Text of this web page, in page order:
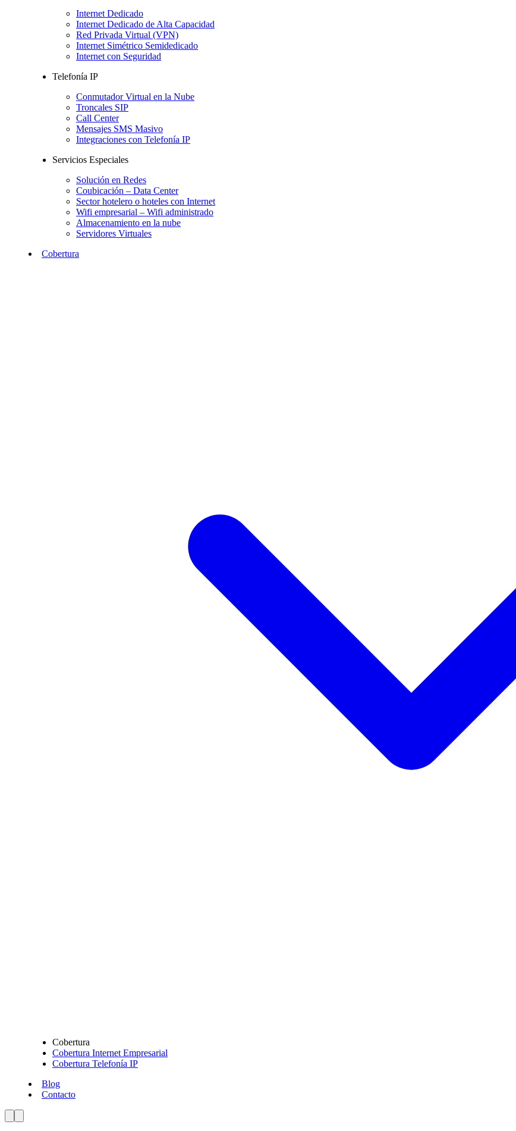
Internet Dedicado
Internet Dedicado de Alta Capacidad
Red Privada Virtual (VPN)
Internet Simétrico Semidedicado
Internet con Seguridad
Telefonía IP
Conmutador Virtual en la Nube
Troncales SIP
Call Center
Mensajes SMS Masivo
Integraciones con Telefonía IP
Servicios Especiales
Solución en Redes
Coubicación – Data Center
Sector hotelero o hoteles con Internet
Wifi empresarial – Wifi administrado
Almacenamiento en la nube
Servidores Virtuales
Cobertura
Cobertura
Cobertura Internet Empresarial
Cobertura Telefonía IP
Blog
Contacto